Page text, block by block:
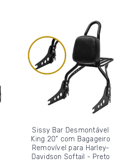
Sissy Bar Desmontável
King 20" com Bagageiro
Removível para Harley-
Davidson Softail - Preto